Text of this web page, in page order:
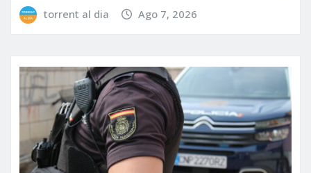
torrent al dia Ago 7, 2026